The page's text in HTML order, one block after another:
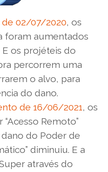
02/07/2020, os
foram aumentados
E os projéteis do
percorrem uma
o alvo, para
do dano.
de 16/06/2021, os
Remoto”
do Poder de
diminuiu. E a
através do